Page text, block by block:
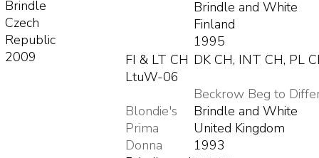
Brindle
Czech
Republic
2009
Brindle and White
Finland
1995
FI & LT CH
LtuW-06
Blondie's
Prima
Donna
DK CH, INT CH, PL
Beckrow Beg to
Brindle and White
United Kingdom
1993